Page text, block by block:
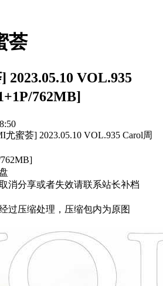
荟
VOL.935
762MB]
尤蜜荟] 2023.05.10 VOL.935 Carol周
消分享或者失效请联系站长补档
过压缩处理，压缩包内为原图